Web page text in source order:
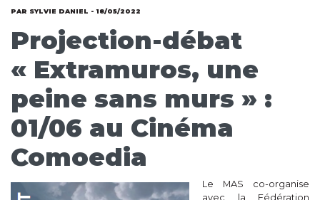
PAR SYLVIE DANIEL - 18/05/2022
Projection-débat
« Extramuros, une
peine sans murs » :
01/06 au Cinéma
Comoedia
Le MAS co-organise
avec la Fédération